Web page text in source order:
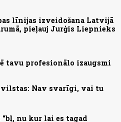
līnijas izveidošana Latvijā
pieļauj Jurģis Liepnieks
tavu profesionālo izaugsmi
Nav svarīgi, vai tu
nu kur lai es tagad